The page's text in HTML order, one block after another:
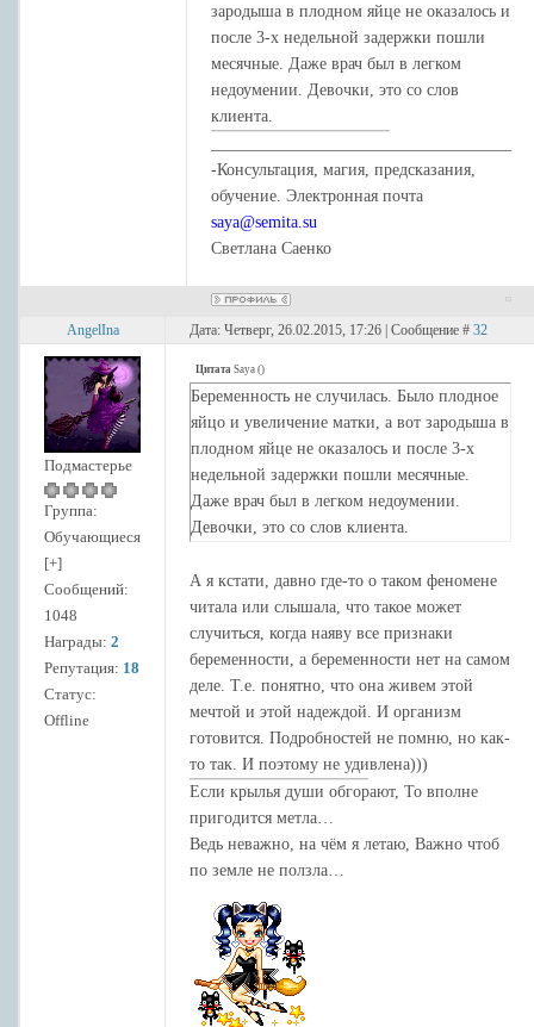
зародыша в плодном яйце не оказалось и
после 3-х недельной задержки пошли
месячные. Даже врач был в легком
недоумении. Девочки, это со слов
клиента.
-Консультация, магия, предсказания,
обучение. Электронная почта
saya@semita.su
Светлана Саенко
AngelIna Дата: Четверг, 26.02.2015, 17:26 | Сообщение # 32
Подмастерье
Группа:
Обучающиеся
[+]
Сообщений:
1048
Награды: 2
Репутация: 18
Статус:
Offline
Цитата Saya ()
Беременность не случилась. Было плодное
яйцо и увеличение матки, а вот зародыша в
плодном яйце не оказалось и после 3-х
недельной задержки пошли месячные.
Даже врач был в легком недоумении.
Девочки, это со слов клиента.
А я кстати, давно где-то о таком феномене
читала или слышала, что такое может
случиться, когда наяву все признаки
беременности, а беременности нет на самом
деле. Т.е. понятно, что она живем этой
мечтой и этой надеждой. И организм
готовится. Подробностей не помню, но как-
то так. И поэтому не удивлена)))
Если крылья души обгорают, То вполне
пригодится метла…
Ведь неважно, на чём я летаю, Важно чтоб
по земле не ползла…